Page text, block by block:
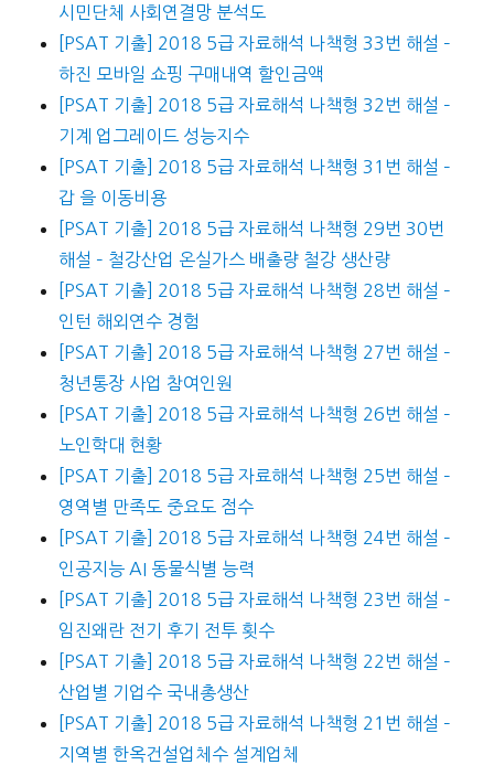
시민단체 사회연결망 분석도
[PSAT 기출] 2018 5급 자료해석 나책형 33번 해설 –
하진 모바일 쇼핑 구매내역 할인금액
[PSAT 기출] 2018 5급 자료해석 나책형 32번 해설 –
기계 업그레이드 성능지수
[PSAT 기출] 2018 5급 자료해석 나책형 31번 해설 –
갑 을 이동비용
[PSAT 기출] 2018 5급 자료해석 나책형 29번 30번
해설 – 철강산업 온실가스 배출량 철강 생산량
[PSAT 기출] 2018 5급 자료해석 나책형 28번 해설 –
인턴 해외연수 경험
[PSAT 기출] 2018 5급 자료해석 나책형 27번 해설 –
청년통장 사업 참여인원
[PSAT 기출] 2018 5급 자료해석 나책형 26번 해설 –
노인학대 현황
[PSAT 기출] 2018 5급 자료해석 나책형 25번 해설 –
영역별 만족도 중요도 점수
[PSAT 기출] 2018 5급 자료해석 나책형 24번 해설 –
인공지능 AI 동물식별 능력
[PSAT 기출] 2018 5급 자료해석 나책형 23번 해설 –
임진왜란 전기 후기 전투 횟수
[PSAT 기출] 2018 5급 자료해석 나책형 22번 해설 –
산업별 기업수 국내총생산
[PSAT 기출] 2018 5급 자료해석 나책형 21번 해설 –
지역별 한옥건설업체수 설계업체